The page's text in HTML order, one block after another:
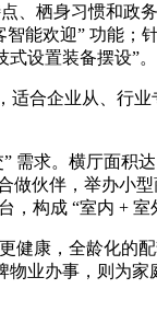
栖身习惯和政
能欢迎” 功能；
设置装备摆设”。
合企业从、行
需求。横厅面积
伙伴，举办小
构成 “室内 + 室
康，全龄化的
业办事，则为